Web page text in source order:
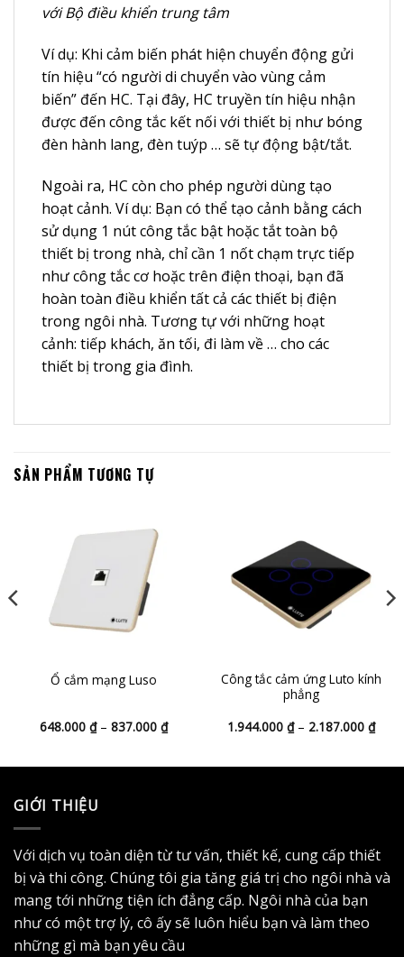
với Bộ điều khiển trung tâm
Ví dụ: Khi cảm biến phát hiện chuyển động gửi
tín hiệu “có người di chuyển vào vùng cảm
biến” đến HC. Tại đây, HC truyền tín hiệu nhận
được đến công tắc kết nối với thiết bị như bóng
đèn hành lang, đèn tuýp … sẽ tự động bật/tắt.
Ngoài ra, HC còn cho phép người dùng tạo
hoạt cảnh. Ví dụ: Bạn có thể tạo cảnh bằng cách
sử dụng 1 nút công tắc bật hoặc tắt toàn bộ
thiết bị trong nhà, chỉ cần 1 nốt chạm trực tiếp
như công tắc cơ hoặc trên điện thoại, bạn đã
hoàn toàn điều khiển tất cả các thiết bị điện
trong ngôi nhà. Tương tự với những hoạt
cảnh: tiếp khách, ăn tối, đi làm về … cho các
thiết bị trong gia đình.
SẢN PHẨM TƯƠNG TỰ
Ổ cắm mạng Luso
648.000 ₫ – 837.000 ₫Khoảng
giá:
đến
Công tắc cảm ứng Luto kính
phẳng
1.944.000 ₫ – 2.187.000 ₫
giá:
đến
GIỚI THIỆU
Với dịch vụ toàn diện từ tư vấn, thiết kế, cung cấp thiết
bị và thi công. Chúng tôi gia tăng giá trị cho ngôi nhà và
mang tới những tiện ích đẳng cấp. Ngôi nhà của bạn
như có một trợ lý, cô ấy sẽ luôn hiểu bạn và làm theo
những gì mà bạn yêu cầu